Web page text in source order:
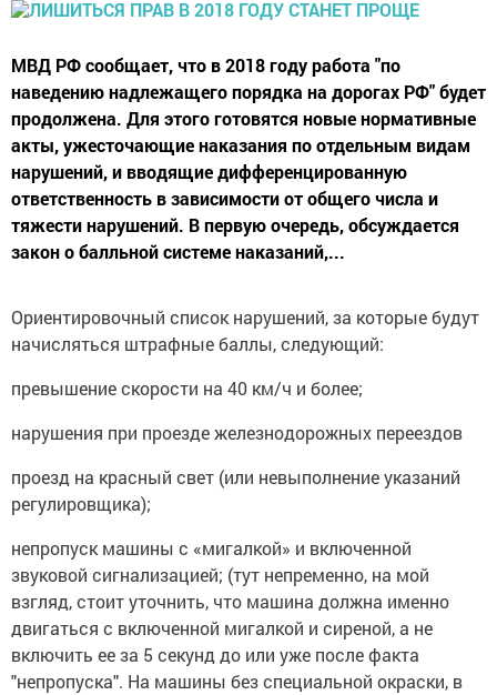
МВД РФ сообщает, что в 2018 году работа "по
наведению надлежащего порядка на дорогах РФ" будет
продолжена. Для этого готовятся новые нормативные
акты, ужесточающие наказания по отдельным видам
нарушений, и вводящие дифференцированную
ответственность в зависимости от общего числа и
тяжести нарушений. В первую очередь, обсуждается
закон о балльной системе наказаний,...
Ориентировочный список нарушений, за которые будут
начисляться штрафные баллы, следующий:
превышение скорости на 40 км/ч и более;
нарушения при проезде железнодорожных переездов
проезд на красный свет (или невыполнение указаний
регулировщика);
непропуск машины с «мигалкой» и включенной
звуковой сигнализацией; (тут непременно, на мой
взгляд, стоит уточнить, что машина должна именно
двигаться с включенной мигалкой и сиреной, а не
включить ее за 5 секунд до или уже после факта
"непропуска". На машины без специальной окраски, в